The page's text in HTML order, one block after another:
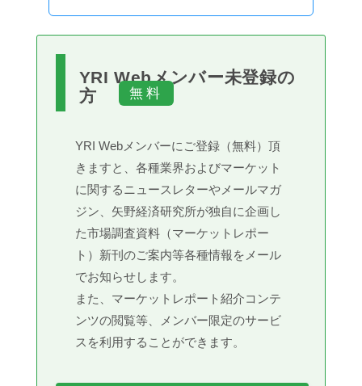
YRI Webメンバー未登録の
方
YRI Webメンバーにご登録（無料）頂
きますと、各種業界およびマーケット
に関するニュースレターやメールマガ
ジン、矢野経済研究所が独自に企画し
た市場調査資料（マーケットレポー
ト）新刊のご案内等各種情報をメール
でお知らせします。
また、マーケットレポート紹介コンテ
ンツの閲覧等、メンバー限定のサービ
スを利用することができます。